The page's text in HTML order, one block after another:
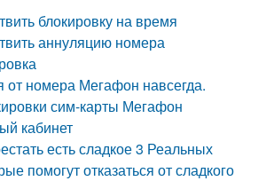
блокировку на время
аннуляцию номера
от номера Мегафон навсегда.
сим-карты Мегафон
кабинет
есть сладкое 3 Реальных
помогут отказаться от сладкого